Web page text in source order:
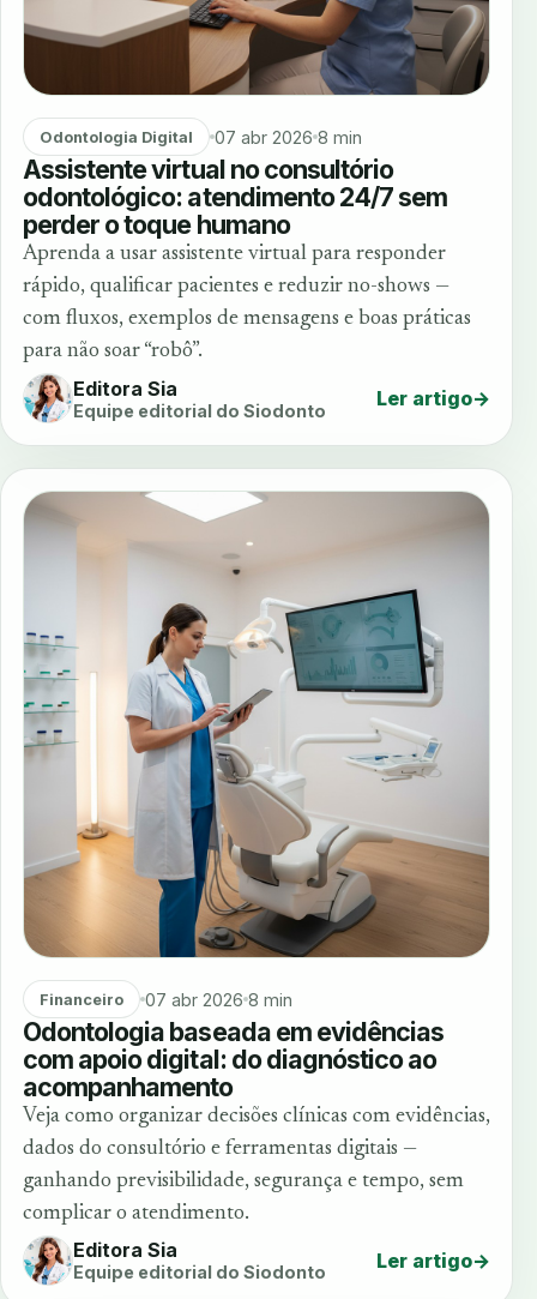
Odontologia Digital 07 abr 2026 8 min
Assistente virtual no consultório
odontológico: atendimento 24/7 sem
perder o toque humano
Aprenda a usar assistente virtual para responder
rápido, qualificar pacientes e reduzir no-shows —
com fluxos, exemplos de mensagens e boas práticas
para não soar “robô”.
Editora Sia
Equipe editorial do Siodonto Ler artigo→
Financeiro 07 abr 2026 8 min
Odontologia baseada em evidências
com apoio digital: do diagnóstico ao
acompanhamento
Veja como organizar decisões clínicas com evidências,
dados do consultório e ferramentas digitais —
ganhando previsibilidade, segurança e tempo, sem
complicar o atendimento.
Editora Sia
Equipe editorial do Siodonto Ler artigo→